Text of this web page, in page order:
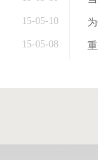
15-05-10
15-05-08